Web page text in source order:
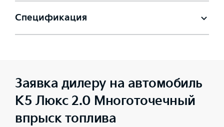
Спецификация
Заявка дилеру на автомобиль
K5 Люкс 2.0 Многоточечный
впрыск топлива